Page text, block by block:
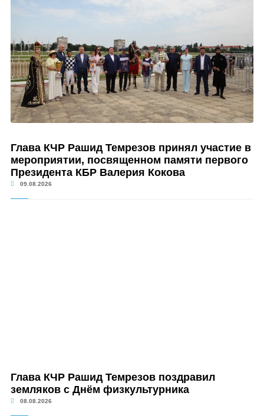
Глава КЧР Рашид Темрезов принял участие в
мероприятии, посвященном памяти первого
Президента КБР Валерия Кокова
09.08.2026
Глава КЧР Рашид Темрезов поздравил
земляков с Днём физкультурника
08.08.2026